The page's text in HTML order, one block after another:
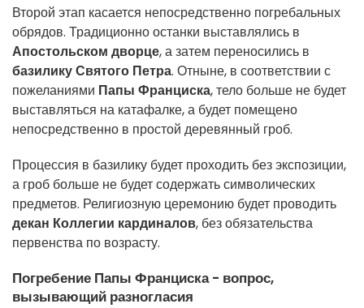
Второй этап касается непосредственно погребальных
обрядов. Традиционно останки выставлялись в
Апостольском дворце, а затем переносились в
базилику Святого Петра. Отныне, в соответствии с
пожеланиями Папы Франциска, тело больше не будет
выставляться на катафалке, а будет помещено
непосредственно в простой деревянный гроб.
Процессия в базилику будет проходить без экспозиции,
а гроб больше не будет содержать символических
предметов. Религиозную церемонию будет проводить
декан Коллегии кардиналов, без обязательства
первенства по возрасту.
Погребение Папы Франциска- вопрос,
вызывающий разногласия